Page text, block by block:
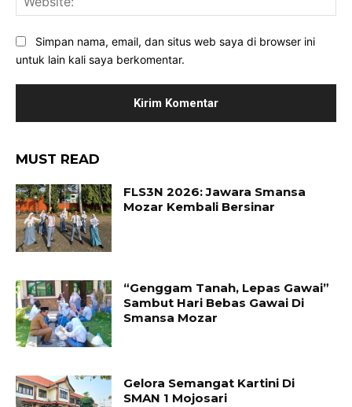
Simpan nama, email, dan situs web saya di browser ini
untuk lain kali saya berkomentar.
MUST READ
FLS3N 2026: Jawara Smansa
Mozar Kembali Bersinar
“Genggam Tanah, Lepas Gawai”
Sambut Hari Bebas Gawai Di
Smansa Mozar
Gelora Semangat Kartini Di
SMAN 1 Mojosari